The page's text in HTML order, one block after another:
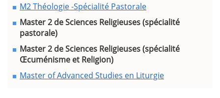
M2 Théologie -Spécialité Pastorale
Master 2 de Sciences Religieuses (spécialité
pastorale)
Master 2 de Sciences Religieuses (spécialité
Œcuménisme et Religion)
Master of Advanced Studies en Liturgie